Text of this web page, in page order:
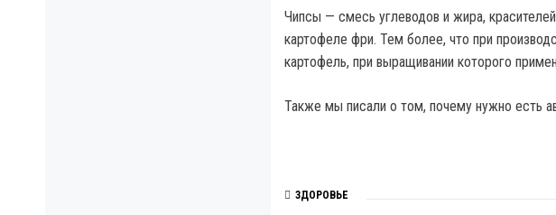
Чипсы — смесь углеводов и жира,
картофеле фри. Тем более, что при
картофель, при выращивании которого
Также мы писали о том, почему нужно есть
ЗДОРОВЬЕ